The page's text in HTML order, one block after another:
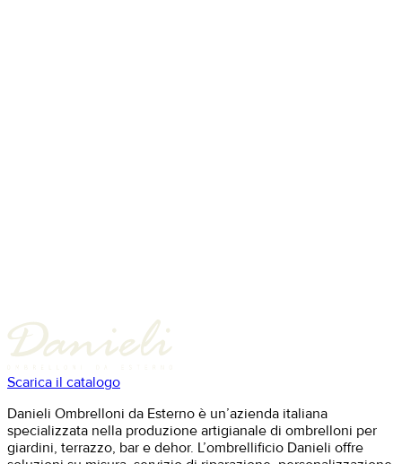
Scarica il catalogo
Danieli Ombrelloni da Esterno è un’azienda italiana
specializzata nella produzione artigianale di ombrelloni per
giardini, terrazzo, bar e dehor. L’ombrellificio Danieli offre